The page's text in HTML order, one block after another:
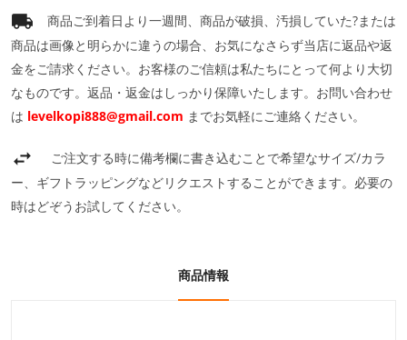
商品ご到着日より一週間、商品が破損、汚損していた?または
商品は画像と明らかに違うの場合、お気になさらず当店に返品や返
金をご請求ください。お客様のご信頼は私たちにとって何より大切
なものです。返品・返金はしっかり保障いたします。お問い合わせ
は levelkopi888@gmail.com までお気軽にご連絡ください。
ご注文する時に備考欄に書き込むことで希望なサイズ/カラ
ー、ギフトラッピングなどリクエストすることができます。必要の
時はどぞうお試してください。
商品情報